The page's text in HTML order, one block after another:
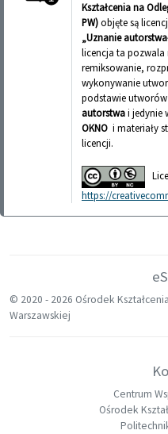
Kształcenia na
PW)objęte są
„Uznanie
licencja ta
remiksowanie,
wykonywanie
podstawie
autorstwai jedynie
OKNO i materiały
licencji.
https://
© 2020 - 2026 Ośrodek
Warszawskiej
Centrum
Ośrodek